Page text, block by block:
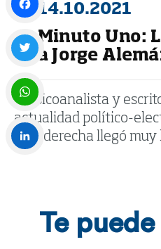
14.10.2021
Minuto Uno:
a Jorge
El psicoanalista y
actualidad político-
ultraderecha llegó
Te
Facebook
Twitter
WhatsApp